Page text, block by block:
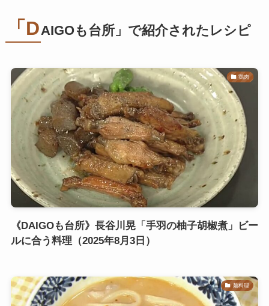
「DAIGOも台所」で紹介されたレシピ
鶏肉
《DAIGOも台所》長谷川晃「手羽の柚子胡椒煮」ビー
ルに合う料理（2025年8月3日）
麺料理